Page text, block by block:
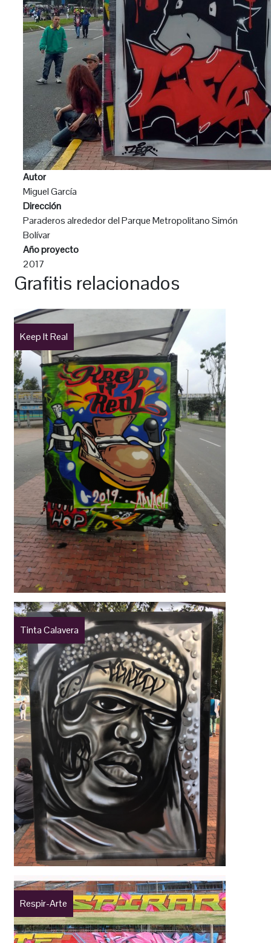
Autor
Miguel García
Dirección
Paraderos alrededor del Parque Metropolitano Simón
Bolívar
Año proyecto
2017
Grafitis relacionados
Keep It Real
Tinta Calavera
Respir-Arte